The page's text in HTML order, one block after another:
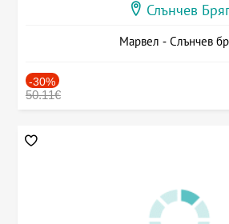
Слънчев
Марвел - Слънчев
-30%
50.11€